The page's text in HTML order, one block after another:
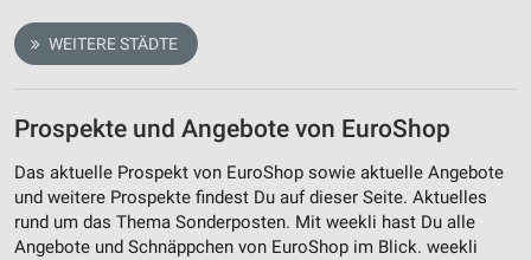
WEITERE STÄDTE
Prospekte und Angebote von EuroShop
Das aktuelle Prospekt von EuroShop sowie aktuelle Angebote
und weitere Prospekte findest Du auf dieser Seite. Aktuelles
rund um das Thema Sonderposten. Mit weekli hast Du alle
Angebote und Schnäppchen von EuroShop im Blick. weekli